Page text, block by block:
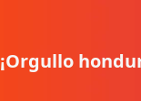
¡Orgullo